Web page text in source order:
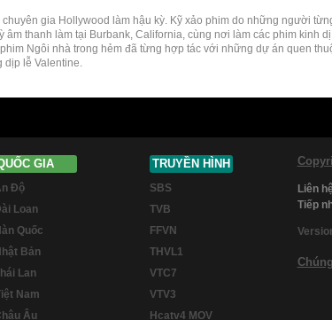
chuyên gia Hollywood làm hậu kỳ. Kỹ xảo phim do những người
âm thanh làm tại Burbank, California, cùng nơi làm các phim kinh
Ngôi nhà trong hẻm đã từng hợp tác với những dự án quen
dịp lễ Valentine.
GIA
Độ
Loan
Quốc
Bản
Lan
Nam
Âu
TRUYỀN HÌNH
SBS
TVB
FFVN
THVL1
VTC7
VTV3
Hcatv4 MOV
Liên
Tiếp